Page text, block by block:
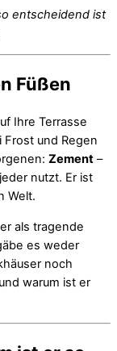
entscheidend ist
Füßen
Ihre Terrasse
und Regen
Zement –
nutzt. Er ist
Welt.
als tragende
es weder
noch
warum ist er